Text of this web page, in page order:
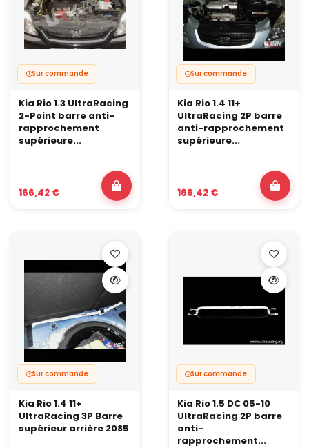
Sur commande
Kia Rio 1.3 UltraRacing
2-Point barre anti-
rapprochement
supérieure...
166,42 €
Sur commande
Kia Rio 1.4 11+
UltraRacing 2P barre
anti-rapprochement
supérieure...
166,42 €
Sur commande
Kia Rio 1.4 11+
UltraRacing 3P Barre
supérieur arrière 2085
Sur commande
Kia Rio 1.5 DC 05-10
UltraRacing 2P barre
anti-
rapprochement...